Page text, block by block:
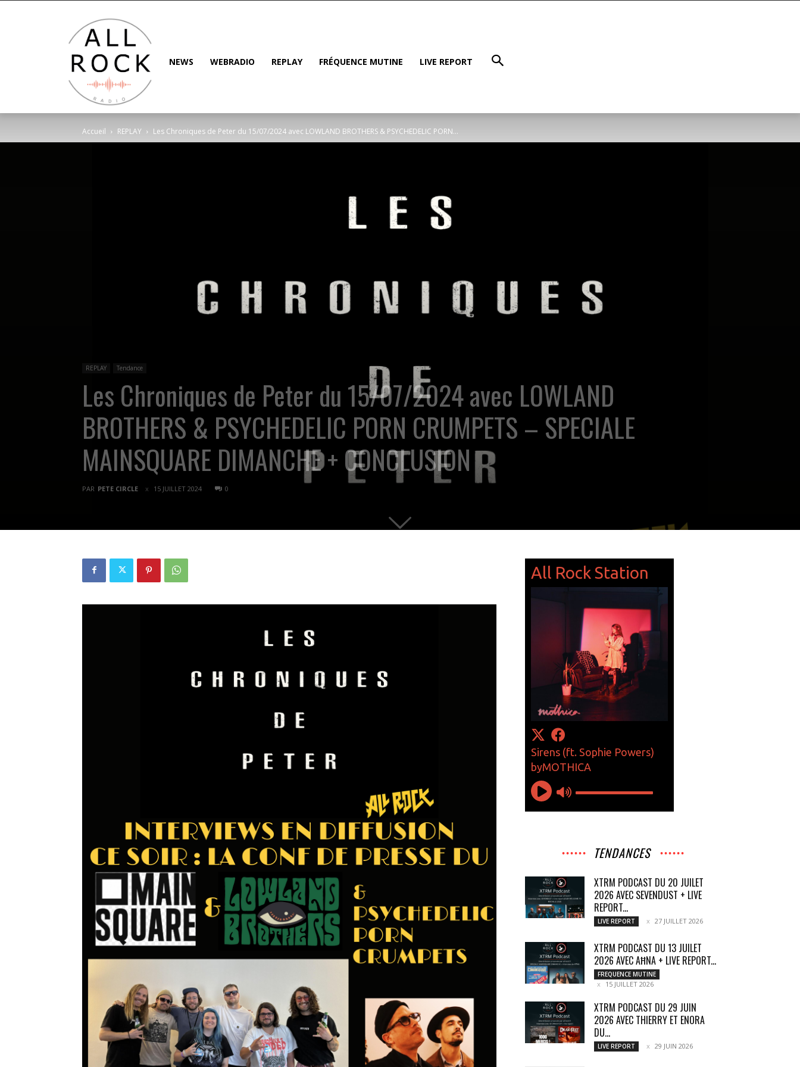
NEWS WEBRADIO REPLAY FRÉQUENCE MUTINE LIVE REPORT
Accueil REPLAY Les Chroniques de Peter du 15/07/2024 avec LOWLAND BROTHERS & PSYCHEDELIC PORN...
REPLAY Tendance
Les Chroniques de Peter du 15/07/2024 avec LOWLAND
BROTHERS & PSYCHEDELIC PORN CRUMPETS – SPECIALE
MAINSQUARE DIMANCHE + CONCLUSION
PAR PETE CIRCLE 15 JUILLET 2024 0
TENDANCES
XTRM PODCAST DU 20 JUILET
2026 AVEC SEVENDUST + LIVE
REPORT...
LIVE REPORT 27 JUILLET 2026
XTRM PODCAST DU 13 JUILET
2026 AVEC AĦNA + LIVE REPORT...
FREQUENCE MUTINE
15 JUILLET 2026
XTRM PODCAST DU 29 JUIN
2026 AVEC THIERRY ET ENORA
DU...
LIVE REPORT 29 JUIN 2026